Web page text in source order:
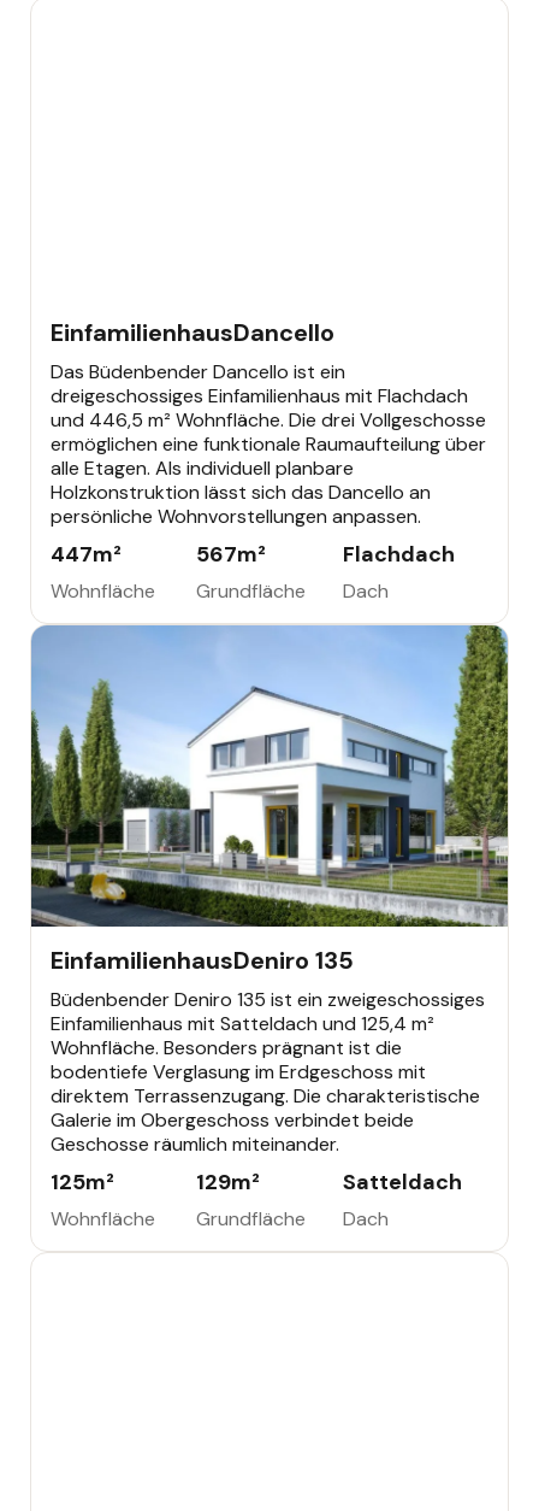
EinfamilienhausDancello
Das Büdenbender Dancello ist ein
dreigeschossiges Einfamilienhaus mit Flachdach
und 446,5 m² Wohnfläche. Die drei Vollgeschosse
ermöglichen eine funktionale Raumaufteilung über
alle Etagen. Als individuell planbare
Holzkonstruktion lässt sich das Dancello an
persönliche Wohnvorstellungen anpassen.
447m²
Wohnfläche
567m²
Grundfläche
Flachdach
Dach
EinfamilienhausDeniro 135
Büdenbender Deniro 135 ist ein zweigeschossiges
Einfamilienhaus mit Satteldach und 125,4 m²
Wohnfläche. Besonders prägnant ist die
bodentiefe Verglasung im Erdgeschoss mit
direktem Terrassenzugang. Die charakteristische
Galerie im Obergeschoss verbindet beide
Geschosse räumlich miteinander.
125m²
Wohnfläche
129m²
Grundfläche
Satteldach
Dach